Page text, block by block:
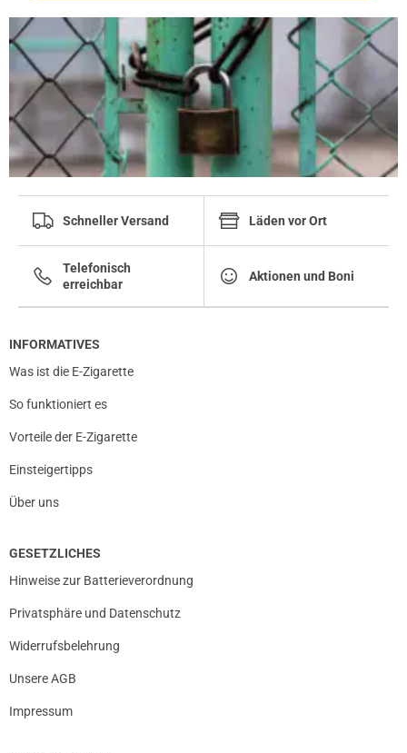
Schneller Versand Läden vor Ort
Telefonisch
erreichbar
Aktionen und Boni
INFORMATIVES
Was ist die E-Zigarette
So funktioniert es
Vorteile der E-Zigarette
Einsteigertipps
Über uns
GESETZLICHES
Hinweise zur Batterieverordnung
Privatsphäre und Datenschutz
Widerrufsbelehrung
Unsere AGB
Impressum